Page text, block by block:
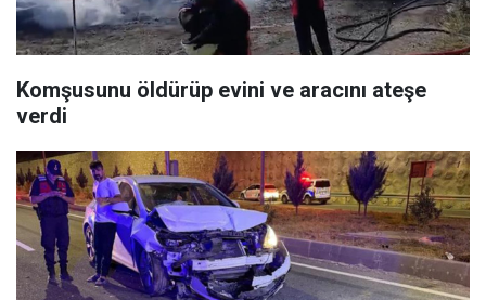
Komşusunu öldürüp evini ve aracını ateşe
verdi